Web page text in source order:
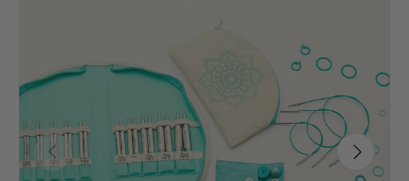
Anterior Seguinte